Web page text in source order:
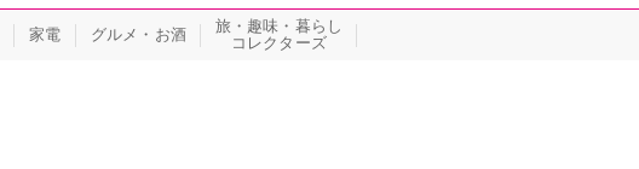
家電 グルメ・お酒
旅・趣味・暮らし
コレクターズ